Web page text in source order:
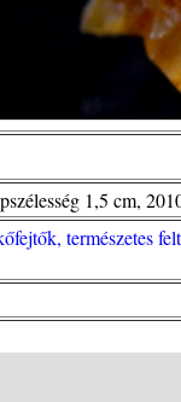
1,5 cm,
természetes